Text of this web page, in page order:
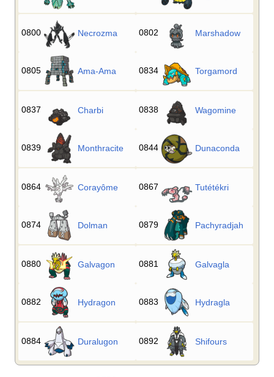
0800 Necrozma 0802 Marshadow
0805 Ama-Ama 0834 Torgamord
0837 Charbi 0838 Wagomine
0839 Monthracite 0844 Dunaconda
0864 Corayôme 0867 Tutétékri
0874 Dolman 0879 Pachyradjah
0880 Galvagon 0881 Galvagla
0882 Hydragon 0883 Hydragla
0884 Duralugon 0892 Shifours